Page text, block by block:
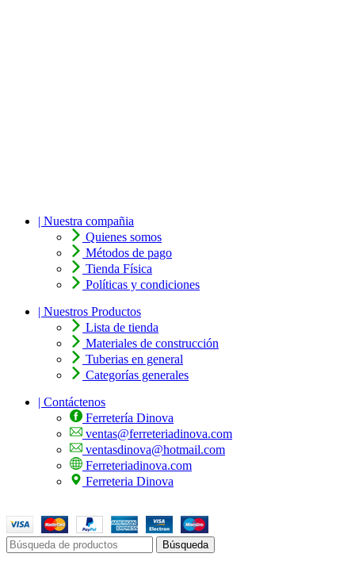
| Nuestra compañia
Quienes somos
Métodos de pago
Tienda Física
Políticas y condiciones
| Nuestros Productos
Lista de tienda
Materiales de construcción
Tuberias en general
Categorías generales
| Contáctenos
Ferretería Dinova
ventas@ferreteriadinova.com
ventasdinova@hotmail.com
Ferreteriadinova.com
Ferreteria Dinova
Búsqueda